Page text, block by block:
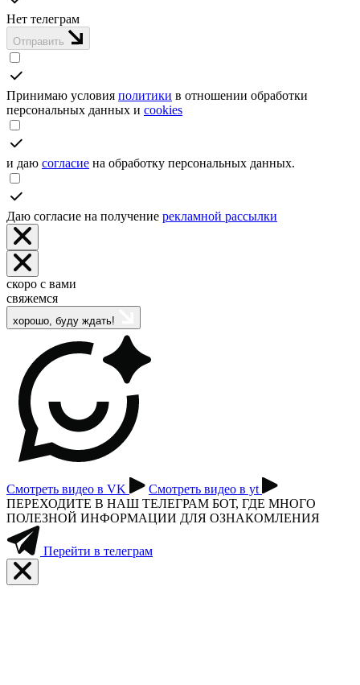
Нет телеграм
Отправить
Принимаю условия политики в отношении обработки
персональных данных и cookies
и даю согласие на обработку персональных данных.
Даю согласие на получение рекламной рассылки
скоро с вами
свяжемся
хорошо, буду ждать!
Смотреть видео в VK
Смотреть видео в yt
ПЕРЕХОДИТЕ В НАШ ТЕЛЕГРАМ БОТ, ГДЕ МНОГО
ПОЛЕЗНОЙ ИНФОРМАЦИИ ДЛЯ ОЗНАКОМЛЕНИЯ
Перейти в телеграм